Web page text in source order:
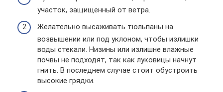
участок, защищенный от ветра.
Желательно высаживать тюльпаны на
возвышении или под уклоном, чтобы излишки
воды стекали. Низины или излишне влажные
почвы не подходят, так как луковицы начнут
гнить. В последнем случае стоит обустроить
высокие грядки.